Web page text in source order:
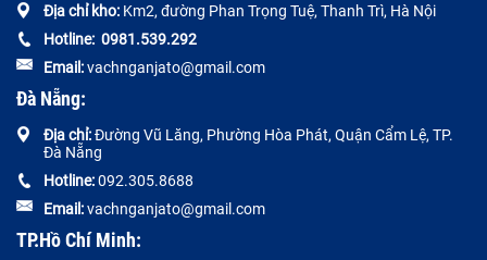
Địa chỉ kho: Km2, đường Phan Trọng Tuệ, Thanh Trì, Hà Nội
Hotline: 0981.539.292
Email:vachnganjato@gmail.com
Đà Nẵng:
Địa chỉ:Đường Vũ Lăng, Phường Hòa Phát, Quận Cẩm Lệ, TP.
Đà Nẵng
Hotline:092.305.8688
Email:vachnganjato@gmail.com
TP.Hồ Chí Minh: